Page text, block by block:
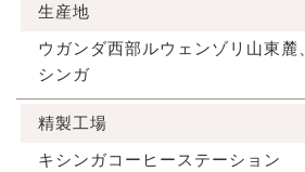
生産地
ウガンダ西部ルウェンゾリ山東麓
シンガ
精製工場
キシンガコーヒーステーション